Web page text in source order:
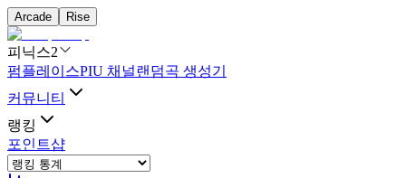
Arcade Rise
피닉스2
펌플레이스PIU 채널랜덤곡 생성기
커뮤니티
랭킹
포인트샵